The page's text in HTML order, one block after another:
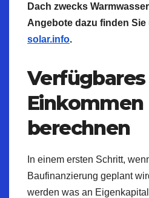
Dach zwecks
Angebote dazu finden Sie
solar.info.
Verfügbares
Einkommen
berechnen
In einem ersten Schritt,
Baufinanzierung geplant
werden was an